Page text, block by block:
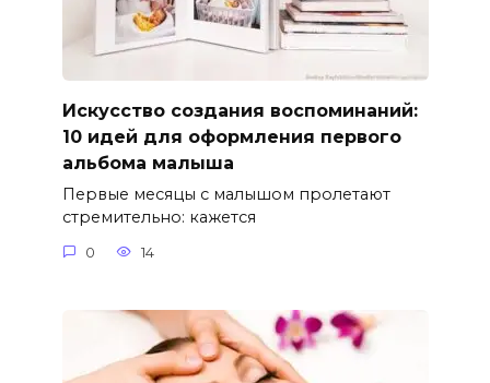
Искусство создания воспоминаний:
10 идей для оформления первого
альбома малыша
Первые месяцы с малышом пролетают
стремительно: кажется
0 14